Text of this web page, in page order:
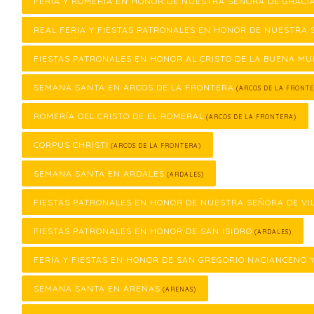
REAL FERIA Y FIESTAS PATRONALES EN HONOR DE NUESTRA
FIESTAS PATRONALES EN HONOR AL CRISTO DE LA BUENA
SEMANA SANTA EN ARCOS DE LA FRONTERA (ARCOS DE LA
ROMERÍA DEL CRISTO DE EL ROMERAL (ARCOS DE LA FRONTERA)
CORPUS CHRISTI (ARCOS DE LA FRONTERA)
SEMANA SANTA EN ARDALES (ARDALES)
FIESTAS PATRONALES EN HONOR DE NUESTRA SEÑORA DE
FIESTAS PATRONALES EN HONOR DE SAN ISIDRO (ARDALES)
FERIA Y FIESTAS EN HONOR DE SAN GREGORIO NACIANCENO
SEMANA SANTA EN ARENAS (ARENAS)